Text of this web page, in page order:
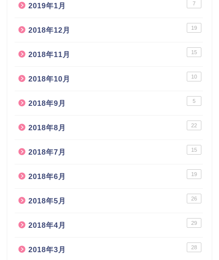
2019年1月 7
2018年12月 19
2018年11月 15
2018年10月 10
2018年9月 5
2018年8月 22
2018年7月 15
2018年6月 19
2018年5月 26
2018年4月 29
2018年3月 28